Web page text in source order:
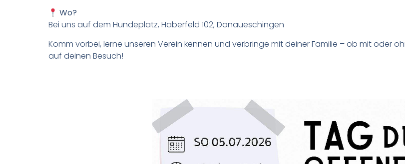
Wo?
Bei uns auf dem Hundeplatz, Haberfeld 102, Donaueschingen
Komm vorbei, lerne unseren Verein kennen und verbringe mit deiner Familie – ob mit oder
auf deinen Besuch!